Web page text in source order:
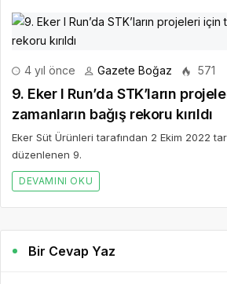
4 yıl önce Gazete Boğaz 571
9. Eker I Run’da STK’ların
zamanların bağış rekoru kırıldı
Eker Süt Ürünleri tarafından 2 Ekim 2022
düzenlenen 9.
DEVAMINI OKU
Bir Cevap Yaz